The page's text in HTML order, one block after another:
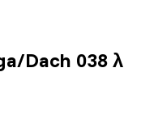
Dach 038 λ